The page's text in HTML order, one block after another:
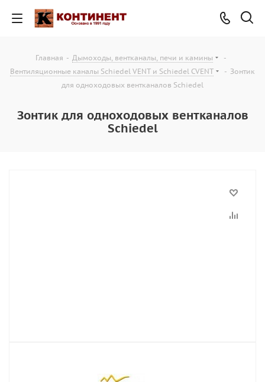
Главная - Дымоходы, вентканалы, печи и камины
-
Вентиляционные каналы Schiedel VENT и Schiedel CVENT
- Зонтик
для одноходовых вентканалов Schiedel
Зонтик для одноходовых вентканалов
Schiedel